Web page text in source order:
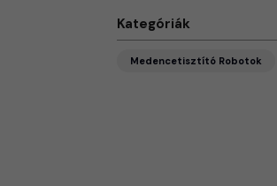
Kategóriák
Medencetisztító Robotok